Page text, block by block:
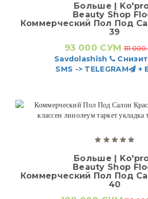
Больше |
Beauty Shop
Коммерческий Пол Под
39
93 000 СУМ 111
Savdolashish
SMS -> TELEGRAM
+
Больше |
Beauty Shop
Коммерческий Пол Под
40